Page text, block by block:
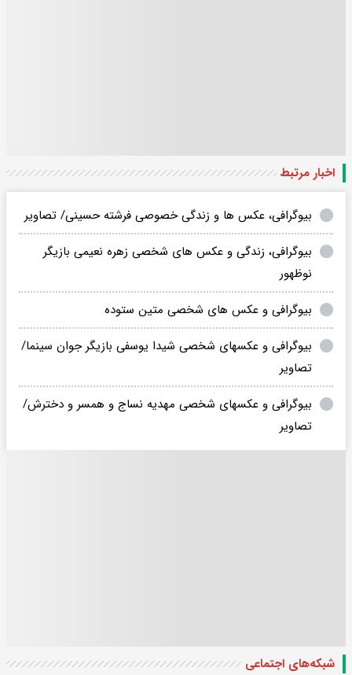
اخبار مرتبط
بیوگرافی، عکس ها و زندگی خصوصی فرشته حسینی/ تصاویر
بیوگرافی، زندگی و عکس های شخصی زهره نعیمی بازیگر
نوظهور
بیوگرافی و عکس های شخصی متین ستوده
بیوگرافی و عکسهای شخصی شیدا یوسفی بازیگر جوان سینما/
تصاویر
بیوگرافی و عکسهای شخصی مهدیه نساج و همسر و دخترش/
تصاویر
شبکه‌های اجتماعی